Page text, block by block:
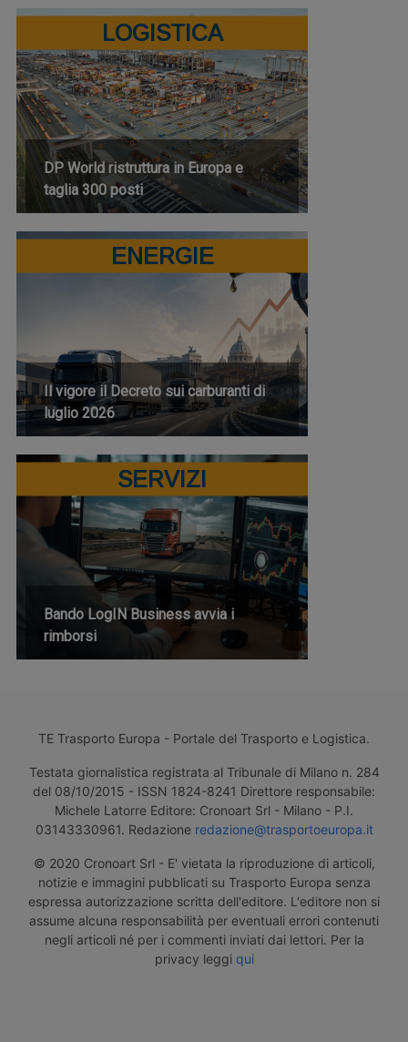
LOGISTICA
DP World ristruttura in Europa e
taglia 300 posti
ENERGIE
Il vigore il Decreto sui carburanti di
luglio 2026
SERVIZI
Bando LogIN Business avvia i
rimborsi
TE Trasporto Europa - Portale del Trasporto e Logistica.
Testata giornalistica registrata al Tribunale di Milano n. 284
del 08/10/2015 - ISSN 1824-8241 Direttore responsabile:
Michele Latorre Editore: Cronoart Srl - Milano - P.I.
03143330961. Redazione redazione@trasportoeuropa.it
© 2020 Cronoart Srl - E' vietata la riproduzione di articoli,
notizie e immagini pubblicati su Trasporto Europa senza
espressa autorizzazione scritta dell'editore. L'editore non si
assume alcuna responsabilità per eventuali errori contenuti
negli articoli né per i commenti inviati dai lettori. Per la
privacy leggi qui